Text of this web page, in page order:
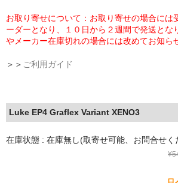
お取り寄せについて：お取り寄せの場合には
ーダーとなり、１０日から２週間で発送とな
やメーカー在庫切れの場合には改めてお知ら
＞＞ ご利用ガイド
Luke EP4 Graflex Variant XENO3
在庫状態 : 在庫無し(取寄せ可能、お問合せく